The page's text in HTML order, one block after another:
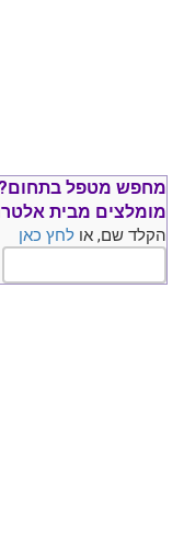
מחפש מטפל
מומלצים מבית
הקלד שם, או לחץ כאן